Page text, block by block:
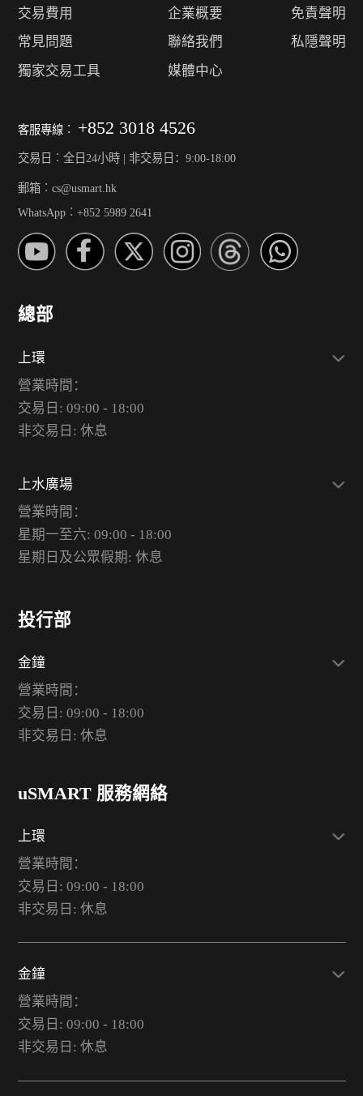
交易費用
常見問題
獨家交易工具
企業概要
聯絡我們
媒體中心
免責聲明
私隱聲明
客服專線︰ +852 3018 4526
交易日︰全日24小時 | 非交易日：9:00-18:00
郵箱︰cs@usmart.hk
WhatsApp︰+852 5989 2641
總部
上環
營業時間：
交易日: 09:00 - 18:00
非交易日: 休息
上水廣場
營業時間：
星期一至六: 09:00 - 18:00
星期日及公眾假期: 休息
投行部
金鐘
營業時間：
交易日: 09:00 - 18:00
非交易日: 休息
uSMART 服務網絡
上環
營業時間：
交易日: 09:00 - 18:00
非交易日: 休息
金鐘
營業時間：
交易日: 09:00 - 18:00
非交易日: 休息